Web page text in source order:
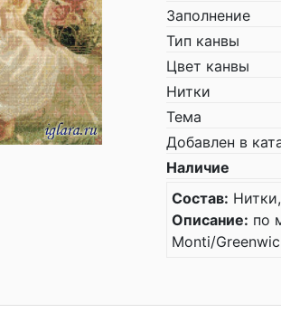
Заполнение
Тип канвы
Цвет канвы
Нитки
Тема
Добавлен в
Наличие
Состав:
Описание: по
Monti/